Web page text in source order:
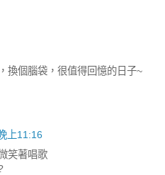
換個腦袋，很值得回憶的日子~
上11:16
笑著唱歌